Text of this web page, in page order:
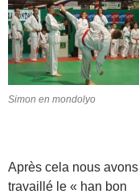
Simon en mondolyo
Après cela nous avons
travaillé le « han bon